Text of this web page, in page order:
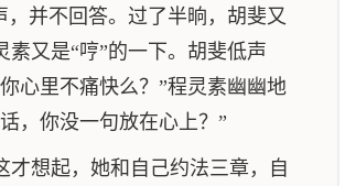
，并不回答。过了半晌，胡斐又
素又是“哼”的一下。胡斐低声
心里不痛快么？”程灵素幽幽地
，你没一句放在心上？”
才想起，她和自己约法三章，自